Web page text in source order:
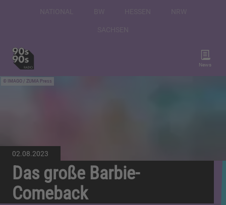
News
IMAGO / ZUMA Press
02.08.2023
Das große Barbie-
Comeback